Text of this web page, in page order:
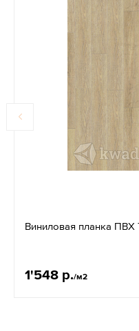
Виниловая планка ПВХ
1'548 р./м2